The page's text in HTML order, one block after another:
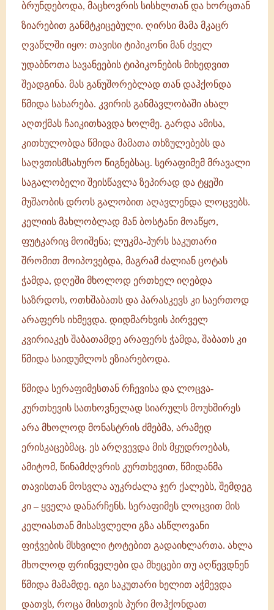
ბრუნდებოდა, მაცხოვრის სისხლთან და ხორცთან
ზიარებით განმტკიცებული. ღირსი მამა მკაცრ
ღვაწლში იყო: თავისი ტიპიკონი მან ძველ
უდაბნოთა სავანეების ტიპიკონების მიხედვით
შეადგინა. მას განუშორებლად თან დაჰქონდა
წმიდა სახარება. კვირის განმავლობაში ახალ
აღთქმას ჩაიკითხავდა ხოლმე. გარდა ამისა,
კითხულობდა წმიდა მამათა თხზულებებს და
საღვთისმსახურო წიგნებსაც. სერაფიმემ მრავალი
საგალობელი შეისწავლა ზეპირად და ტყეში
მუშაობის დროს გალობით აღავლენდა ლოცვებს.
კელიის მახლობლად მან ბოსტანი მოაწყო,
ფუტკარიც მოიშენა; ლუკმა-პურს საკუთარი
შრომით მოიპოვებდა, მაგრამ ძალიან ცოტას
ჭამდა, დღეში მხოლოდ ერთხელ იღებდა
საზრდოს, ოთხშაბათს და პარასკევს კი საერთოდ
არაფერს იხმევდა. დიდმარხვის პირველ
კვირიაკეს შაბათამდე არაფერს ჭამდა, შაბათს კი
წმიდა საიდუმლოს ეზიარებოდა.
წმიდა სერაფიმესთან რჩევისა და ლოცვა-
კურთხევის სათხოვნელად სიარულს მოუხშირეს
არა მხოლოდ მონასტრის ძმებმა, არამედ
ერისკაცებმაც. ეს არღვევდა მის მყუდროებას,
ამიტომ, წინამძღვრის კურთხევით, წმიდანმა
თავისთან მოსვლა აუკრძალა ჯერ ქალებს, შემდეგ
კი – ყველა დანარჩენს. სერაფიმეს ლოცვით მის
კელიასთან მისასვლელი გზა ასწლოვანი
ფიჭვების მსხვილი ტოტებით გადაიხლართა. ახლა
მხოლოდ ფრინველები და მხეცები თუ აღწევდნენ
წმიდა მამამდე. იგი საკუთარი ხელით აჭმევდა
დათვს, როცა მისთვის პური მოჰქონდათ